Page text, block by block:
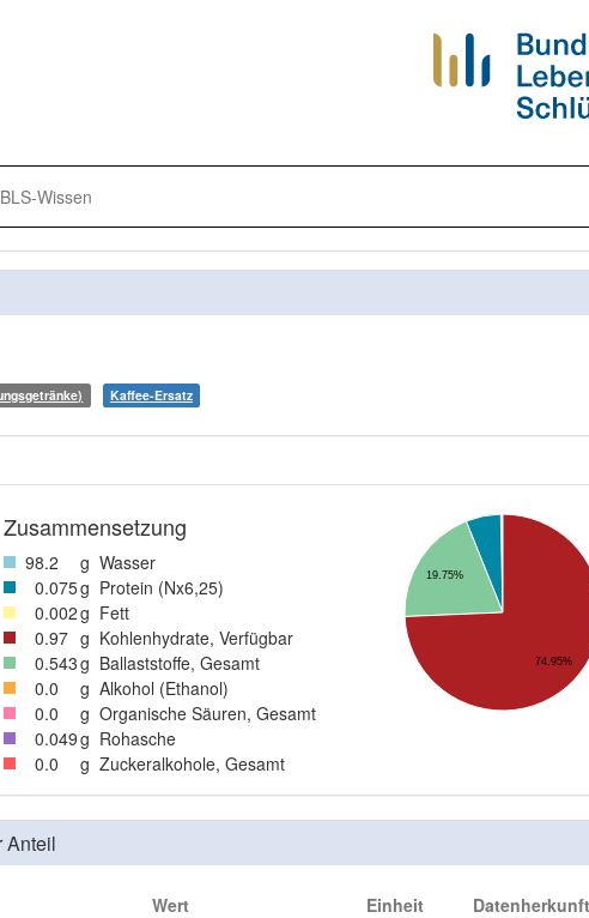
BLS-Wissen
Kaffee-Ersatz
Zusammensetzung
98.2 g Wasser
0.075g Protein (Nx6,25)
0.002g Fett
0.97 g Kohlenhydrate, Verfügbar
0.543g Ballaststoffe, Gesamt
0.0 g Alkohol (Ethanol)
0.0 g Organische Säuren, Gesamt
0.049g Rohasche
0.0 g Zuckeralkohole, Gesamt
19.75%
74.95%
Anteil
Wert Einheit Datenherkunft